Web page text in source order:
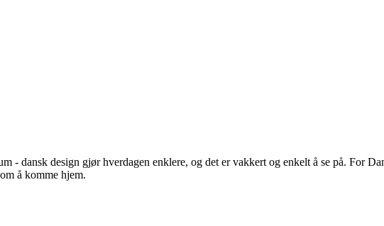
- dansk design gjør hverdagen enklere, og det er vakkert og enkelt å se på. For
å komme hjem.